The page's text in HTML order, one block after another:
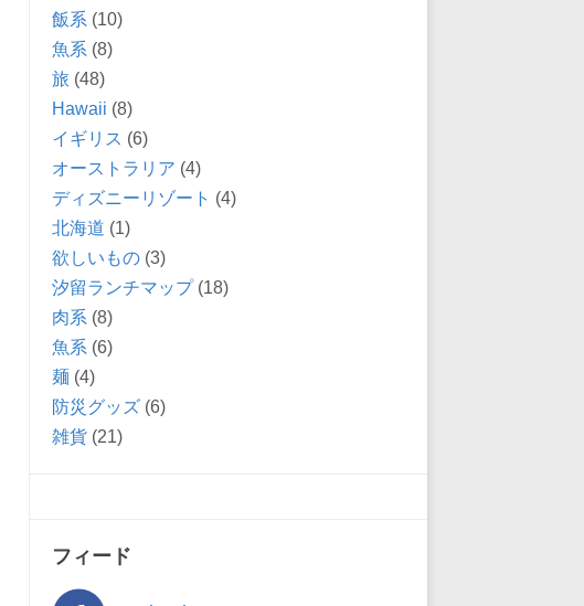
飯系 (10)
魚系 (8)
旅 (48)
Hawaii (8)
イギリス (6)
オーストラリア (4)
ディズニーリゾート (4)
北海道 (1)
欲しいもの (3)
汐留ランチマップ(18)
肉系 (8)
魚系 (6)
麺 (4)
防災グッズ (6)
雑貨 (21)
フィード